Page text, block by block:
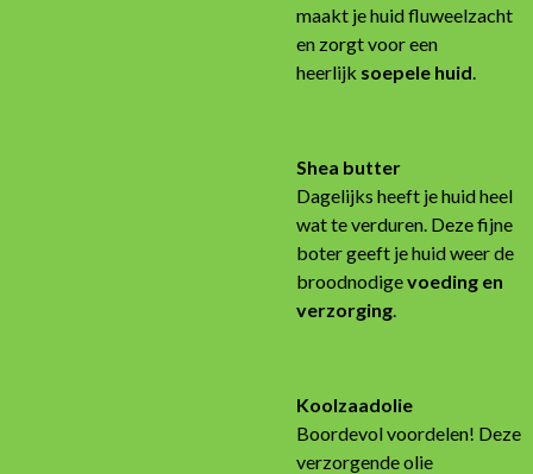
maakt je huid fluweelzacht
en zorgt voor een
heerlijk soepele huid.
Shea butter
Dagelijks heeft je huid heel
wat te verduren. Deze fijne
boter geeft je huid weer de
broodnodigevoeding en
verzorging.
Koolzaadolie
Boordevol voordelen! Deze
verzorgende olie